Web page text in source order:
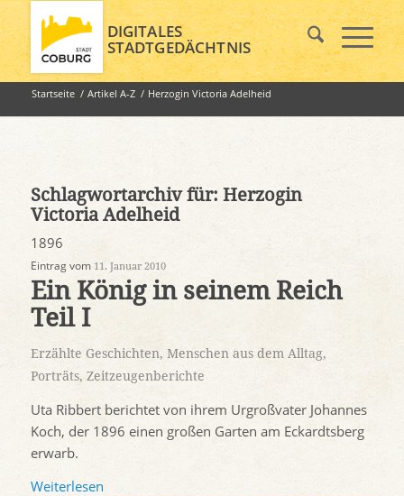
DIGITALES
STADTGEDÄCHTNIS
Startseite / Artikel A-Z / Herzogin Victoria Adelheid
Schlagwortarchiv für: Herzogin
Victoria Adelheid
1896
Eintrag vom 11. Januar 2010
Ein König in seinem Reich
Teil I
Erzählte Geschichten, Menschen aus dem Alltag,
Porträts, Zeitzeugenberichte
Uta Ribbert berichtet von ihrem Urgroßvater Johannes
Koch, der 1896 einen großen Garten am Eckardtsberg
erwarb.
Weiterlesen